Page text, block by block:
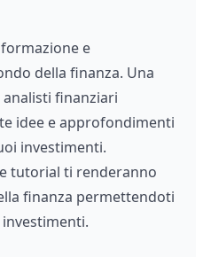
e
della finanza. Una
finanziari
idee e approfondimenti
investimenti.
tutorial ti renderanno
finanza permettendoti